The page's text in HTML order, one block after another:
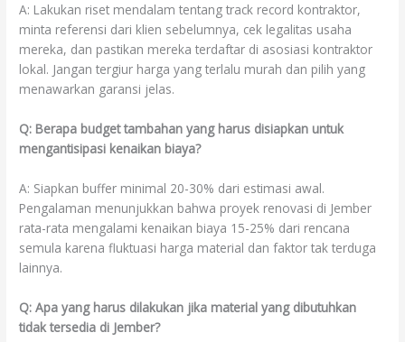
A: Lakukan riset mendalam tentang track record kontraktor,
minta referensi dari klien sebelumnya, cek legalitas usaha
mereka, dan pastikan mereka terdaftar di asosiasi kontraktor
lokal. Jangan tergiur harga yang terlalu murah dan pilih yang
menawarkan garansi jelas.
Q: Berapa budget tambahan yang harus disiapkan untuk
mengantisipasi kenaikan biaya?
A: Siapkan buffer minimal 20-30% dari estimasi awal.
Pengalaman menunjukkan bahwa proyek renovasi di Jember
rata-rata mengalami kenaikan biaya 15-25% dari rencana
semula karena fluktuasi harga material dan faktor tak terduga
lainnya.
Q: Apa yang harus dilakukan jika material yang dibutuhkan
tidak tersedia di Jember?